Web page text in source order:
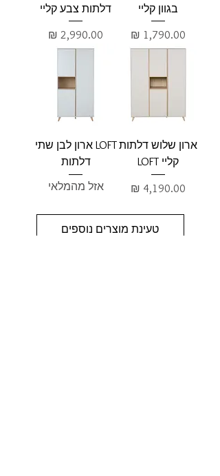
בגוון קליי
מחיר
דלתות צבע קליי
מחיר
ארון שלוש דלתות
קליי LOFT
מחיר
LOFT ארון לבן שתי
דלתות
אזל מהמלאי
טעינת מוצרים נוספים